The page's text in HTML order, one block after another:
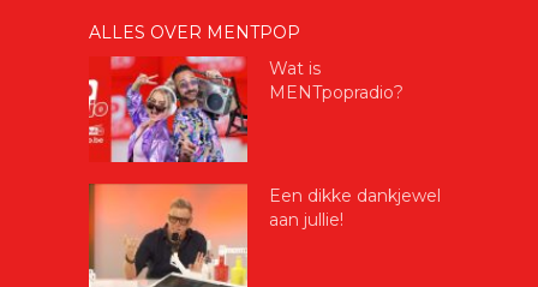
ALLES OVER MENTPOP
Wat is
MENTpopradio?
Een dikke dankjewel
aan jullie!